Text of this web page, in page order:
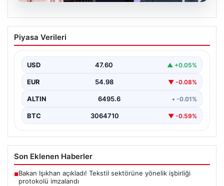
06.08.2026
MASAK’tan Ahbap Derneği raporu.
Hangi ünlü ne kadar bağış yaptı?
Bağışlar ve Ünlü İsimlerin Katkıları", "content": "İstanbul
Cumhuriyet…
Piyasa Verileri
USD 47.60 ▲ +0.05%
EUR 54.98 ▼ -0.08%
ALTIN 6495.6 • -0.01%
BTC 3064710 ▼ -0.59%
Son Eklenen Haberler
■Bakan Işıkhan açıkladı! Tekstil sektörüne yönelik işbirliği
protokolü imzalandı